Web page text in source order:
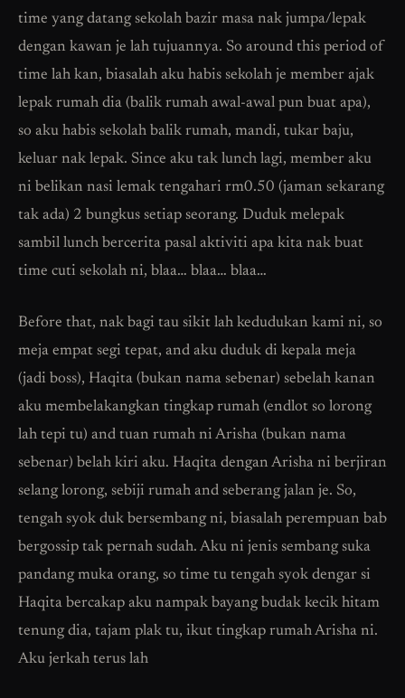
time yang datang sekolah bazir masa nak jumpa/lepak
dengan kawan je lah tujuannya. So around this period of
time lah kan, biasalah aku habis sekolah je member ajak
lepak rumah dia (balik rumah awal-awal pun buat apa),
so aku habis sekolah balik rumah, mandi, tukar baju,
keluar nak lepak. Since aku tak lunch lagi, member aku
ni belikan nasi lemak tengahari rm0.50 (jaman sekarang
tak ada) 2 bungkus setiap seorang. Duduk melepak
sambil lunch bercerita pasal aktiviti apa kita nak buat
time cuti sekolah ni, blaa… blaa… blaa…
Before that, nak bagi tau sikit lah kedudukan kami ni, so
meja empat segi tepat, and aku duduk di kepala meja
(jadi boss), Haqita (bukan nama sebenar) sebelah kanan
aku membelakangkan tingkap rumah (endlot so lorong
lah tepi tu) and tuan rumah ni Arisha (bukan nama
sebenar) belah kiri aku. Haqita dengan Arisha ni berjiran
selang lorong, sebiji rumah and seberang jalan je. So,
tengah syok duk bersembang ni, biasalah perempuan bab
bergossip tak pernah sudah. Aku ni jenis sembang suka
pandang muka orang, so time tu tengah syok dengar si
Haqita bercakap aku nampak bayang budak kecik hitam
tenung dia, tajam plak tu, ikut tingkap rumah Arisha ni.
Aku jerkah terus lah